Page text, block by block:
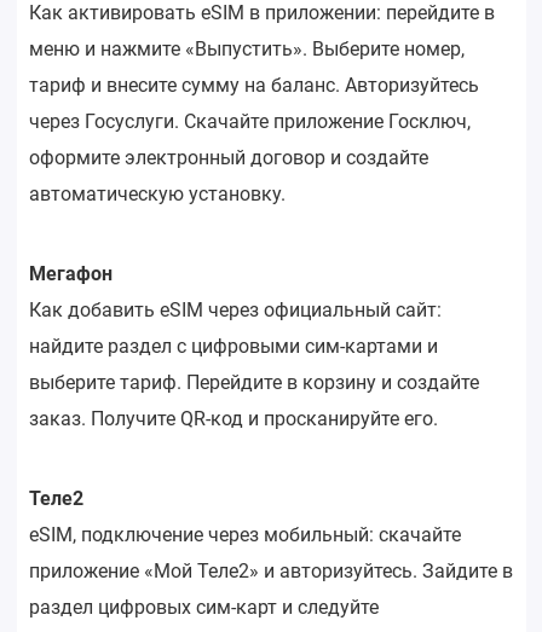
Как активировать eSIM в приложении: перейдите в
меню и нажмите «Выпустить». Выберите номер,
тариф и внесите сумму на баланс. Авторизуйтесь
через Госуслуги. Скачайте приложение Госключ,
оформите электронный договор и создайте
автоматическую установку.
Мегафон
Как добавить eSIM через официальный сайт:
найдите раздел с цифровыми сим-картами и
выберите тариф. Перейдите в корзину и создайте
заказ. Получите QR-код и просканируйте его.
Теле2
eSIM, подключение через мобильный: скачайте
приложение «Мой Теле2» и авторизуйтесь. Зайдите в
раздел цифровых сим-карт и следуйте